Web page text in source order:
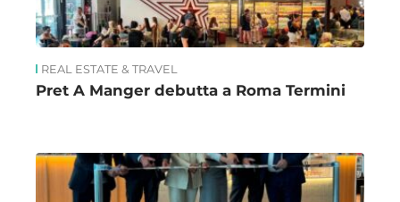
REAL ESTATE & TRAVEL
Pret A Manger debutta a Roma Termini